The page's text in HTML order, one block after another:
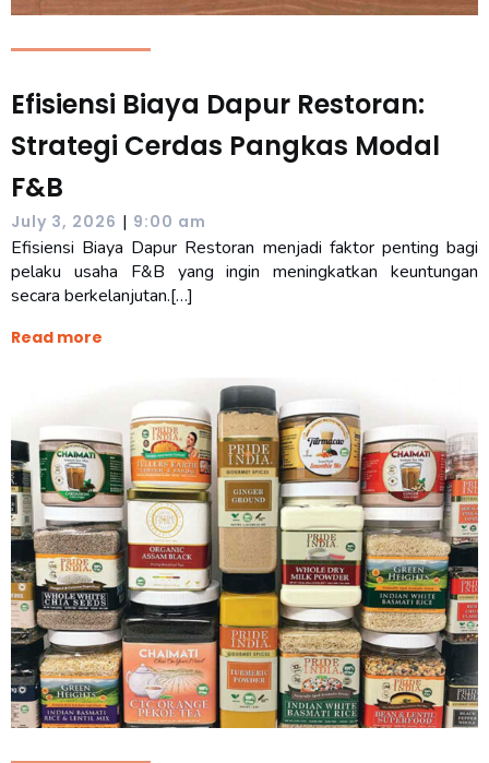
Efisiensi Biaya Dapur Restoran:
Strategi Cerdas Pangkas Modal
F&B
July 3, 2026 | 9:00 am
Efisiensi Biaya Dapur Restoran menjadi faktor penting bagi
pelaku usaha F&B yang ingin meningkatkan keuntungan
secara berkelanjutan.[…]
Read more